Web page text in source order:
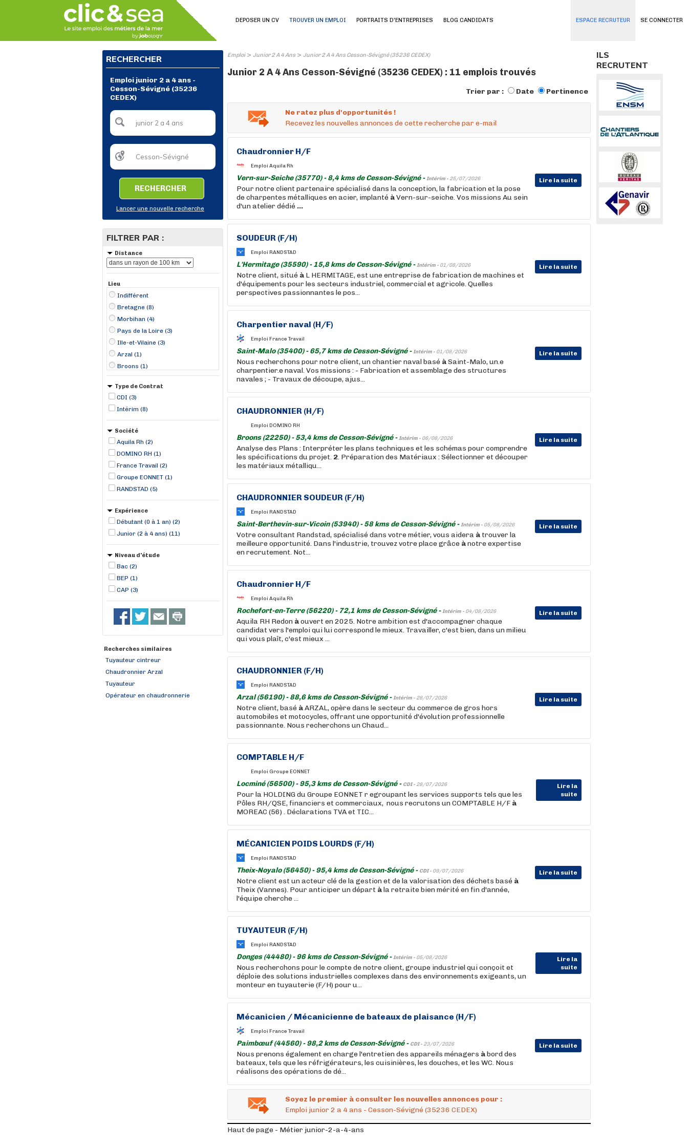
SE CONNECTER
DEPOSER UN CV TROUVER UN EMPLOI PORTRAITS D'ENTREPRISES BLOG CANDIDATS ESPACE RECRUTEUR
RECHERCHER
Emploi junior 2 a 4 ans -
Cesson-Sévigné (35236
CEDEX)
RECHERCHER
Lancer une nouvelle recherche
FILTRER PAR :
Distance
Lieu
Indifférent
Bretagne (8)
Morbihan (4)
Pays de la Loire (3)
Ille-et-Vilaine (3)
Arzal (1)
Broons (1)
Donges (1)
L'Hermitage (1)
Locminé (1)
Paimbuf (1)
Type de Contrat
CDI (3)
Intérim (8)
Société
Aquila Rh (2)
DOMINO RH (1)
France Travail (2)
Groupe EONNET (1)
RANDSTAD (5)
Expérience
Débutant (0 à 1 an) (2)
Junior (2 à 4 ans) (11)
Niveau d'étude
Bac (2)
BEP (1)
CAP (3)
Recherches similaires
Tuyauteur cintreur
Chaudronnier Arzal
Tuyauteur
Opérateur en chaudronnerie
Emploi> Junior 2 A 4 Ans> Junior 2 A 4 Ans Cesson-Sévigné (35236 CEDEX)
Junior 2 A 4 Ans Cesson-Sévigné (35236 CEDEX) : 11 emplois trouvés
Trier par : Date Pertinence
Ne ratez plus d'opportunités !
Recevez les nouvelles annonces de cette recherche par e-mail
Chaudronnier H/F
Emploi Aquila Rh
Vern-sur-Seiche (35770) - 8,4 kms de Cesson-Sévigné -Intérim - 25/07/2026 Lire la suite
Pour notre client partenaire spécialisé dans la conception, la fabrication et la pose
de charpentes métalliques en acier, implanté àVern-sur-seiche. Vos missions Au sein
d'un atelier dédié ...
SOUDEUR (F/H)
Emploi RANDSTAD
L'Hermitage (35590) - 15,8 kms de Cesson-Sévigné -Intérim - 01/08/2026 Lire la suite
Notre client, situé à L HERMITAGE, est une entreprise de fabrication de machines et
d'équipements pour les secteurs industriel, commercial et agricole. Quelles
perspectives passionnantes le pos...
Charpentier naval (H/F)
Emploi France Travail
Saint-Malo (35400) - 65,7 kms de Cesson-Sévigné -Intérim - 01/08/2026 Lire la suite
Nous recherchons pour notre client, un chantier naval basé àSaint-Malo, un.e
charpentier.e naval. Vos missions : - Fabrication et assemblage des structures
navales ; - Travaux de découpe, ajus...
CHAUDRONNIER (H/F)
Emploi DOMINO RH
Broons (22250) - 53,4 kms de Cesson-Sévigné -Intérim - 06/08/2026 Lire la suite
Analyse des Plans : Interpréter les plans techniques et les schémas pour comprendre
les spécifications du projet. 2. Préparation des Matériaux : Sélectionner et découper
les matériaux métalliqu...
CHAUDRONNIER SOUDEUR (F/H)
Emploi RANDSTAD
Saint-Berthevin-sur-Vicoin (53940) - 58 kms de Cesson-Sévigné -Intérim - 05/08/2026 Lire la suite
Votre consultant Randstad, spécialisé dans votre métier, vous aidera à trouver la
meilleure opportunité. Dans l'industrie, trouvez votre place grâce ànotre expertise
en recrutement. Not...
Chaudronnier H/F
Emploi Aquila Rh
Rochefort-en-Terre (56220) - 72,1 kms de Cesson-Sévigné -Intérim - 04/08/2026 Lire la suite
Aquila RH Redon àouvert en 2025. Notre ambition est d'accompagner chaque
candidat vers l'emploi qui lui correspond le mieux. Travailler, c'est bien, dans un milieu
qui vous plaît, c'est mieux ...
CHAUDRONNIER (F/H)
Emploi RANDSTAD
Arzal (56190) - 88,6 kms de Cesson-Sévigné -Intérim - 28/07/2026 Lire la suite
Notre client, basé àARZAL, opère dans le secteur du commerce de gros hors
automobiles et motocycles, offrant une opportunité d'évolution professionnelle
passionnante. Nous recherchons un Chaud...
COMPTABLE H/F
Emploi Groupe EONNET
Locminé (56500) - 95,3 kms de Cesson-Sévigné - CDI - 28/07/2026
Lire la
suite
Pour la HOLDING du Groupe EONNET r egroupant les services supports tels que les
Pôles RH/QSE, financiers et commerciaux, nous recrutons un COMPTABLE H/F à
MOREAC (56) . Déclarations TVA et TIC...
MÉCANICIEN POIDS LOURDS (F/H)
Emploi RANDSTAD
Theix-Noyalo (56450) - 95,4 kms de Cesson-Sévigné - CDI - 09/07/2026 Lire la suite
Notre client est un acteur clé de la gestion et de la valorisation des déchets basé à
Theix (Vannes). Pour anticiper un départ àla retraite bien mérité en fin d'année,
l'équipe cherche ...
TUYAUTEUR (F/H)
Emploi RANDSTAD
Donges (44480) - 96 kms de Cesson-Sévigné -Intérim - 05/08/2026
Lire la
suite
Nous recherchons pour le compte de notre client, groupe industriel qui conçoit et
déploie des solutions industrielles complexes dans des environnements exigeants, un
monteur en tuyauterie (F/H) pour u...
Mécanicien / Mécanicienne de bateaux de plaisance (H/F)
Emploi France Travail
Paimbœuf (44560) - 98,2 kms de Cesson-Sévigné - CDI - 23/07/2026 Lire la suite
Nous prenons également en charge l'entretien des appareils ménagers àbord des
bateaux, tels que les réfrigérateurs, les cuisinières, les douches, et les WC. Nous
réalisons des opérations de dé...
Soyez le premier à consulter les nouvelles annonces pour :
Emploi junior 2 a 4 ans - Cesson-Sévigné (35236 CEDEX)
Haut de page - Métier junior-2-a-4-ans
ILS
RECRUTENT